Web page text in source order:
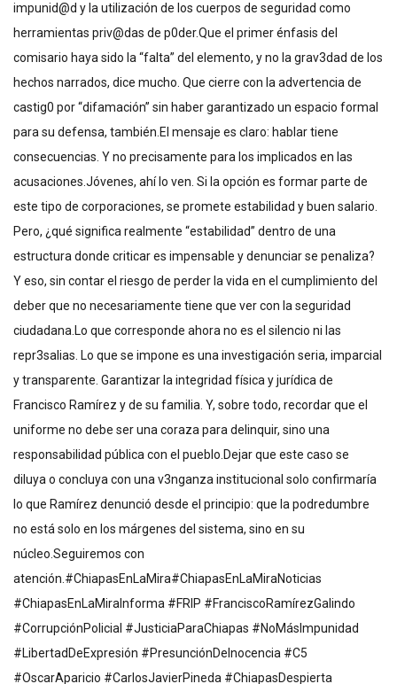
impunid@d y la utilización de los cuerpos de seguridad como
herramientas priv@das de p0der.Que el primer énfasis del
comisario haya sido la “falta” del elemento, y no la grav3dad de los
hechos narrados, dice mucho. Que cierre con la advertencia de
castig0 por “difamación” sin haber garantizado un espacio formal
para su defensa, también.El mensaje es claro: hablar tiene
consecuencias. Y no precisamente para los implicados en las
acusaciones.Jóvenes, ahí lo ven. Si la opción es formar parte de
este tipo de corporaciones, se promete estabilidad y buen salario.
Pero, ¿qué significa realmente “estabilidad” dentro de una
estructura donde criticar es impensable y denunciar se penaliza?
Y eso, sin contar el riesgo de perder la vida en el cumplimiento del
deber que no necesariamente tiene que ver con la seguridad
ciudadana.Lo que corresponde ahora no es el silencio ni las
repr3salias. Lo que se impone es una investigación seria, imparcial
y transparente. Garantizar la integridad física y jurídica de
Francisco Ramírez y de su familia. Y, sobre todo, recordar que el
uniforme no debe ser una coraza para delinquir, sino una
responsabilidad pública con el pueblo.Dejar que este caso se
diluya o concluya con una v3nganza institucional solo confirmaría
lo que Ramírez denunció desde el principio: que la podredumbre
no está solo en los márgenes del sistema, sino en su
núcleo.Seguiremos con
atención.#ChiapasEnLaMira#ChiapasEnLaMiraNoticias
#ChiapasEnLaMiraInforma #FRIP #FranciscoRamírezGalindo
#CorrupciónPolicial #JusticiaParaChiapas #NoMásImpunidad
#LibertadDeExpresión #PresunciónDeInocencia #C5
#OscarAparicio #CarlosJavierPineda #ChiapasDespierta